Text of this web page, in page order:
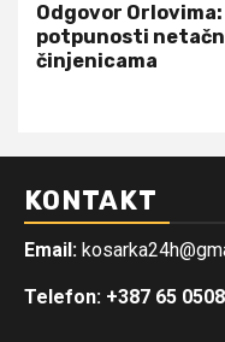
Odgovor
potpunosti
činjenicama
KONTAKT
Email:
Telefon: +387 65